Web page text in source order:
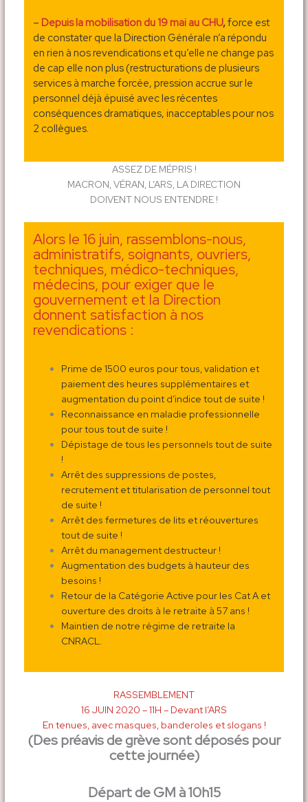
– Depuis la mobilisation du 19 mai au CHU,force est
de constater que la Direction Générale n’a répondu
en rien à nos revendications et qu’elle ne change pas
de cap elle non plus (restructurations de plusieurs
services à marche forcée, pression accrue sur le
personnel déjà épuisé avec les récentes
conséquences dramatiques, inacceptables pour nos
2 collègues.
ASSEZ DE MÉPRIS !
MACRON, VÉRAN, L’ARS, LA DIRECTION
DOIVENT NOUS ENTENDRE !
Alors le 16 juin, rassemblons-nous,
administratifs, soignants, ouvriers,
techniques, médico-techniques,
médecins, pour exiger que le
gouvernement et la Direction
donnent satisfaction à nos
revendications :
Prime de 1500 euros pour tous, validation et
paiement des heures supplémentaires et
augmentation du point d’indice tout de suite !
Reconnaissance en maladie professionnelle
pour tous tout de suite !
Dépistage de tous les personnels tout de suite
!
Arrêt des suppressions de postes,
recrutement et titularisation de personnel tout
de suite !
Arrêt des fermetures de lits et réouvertures
tout de suite !
Arrêt du management destructeur !
Augmentation des budgets à hauteur des
besoins !
Retour de la Catégorie Active pour les Cat A et
ouverture des droits à le retraite à 57 ans !
Maintien de notre régime de retraite la
CNRACL.
RASSEMBLEMENT
16 JUIN 2020 – 11H – Devant l’ARS
En tenues, avec masques, banderoles et slogans !
(Des préavis de grève sont déposés pour
cette journée)
Départ de GM à 10h15